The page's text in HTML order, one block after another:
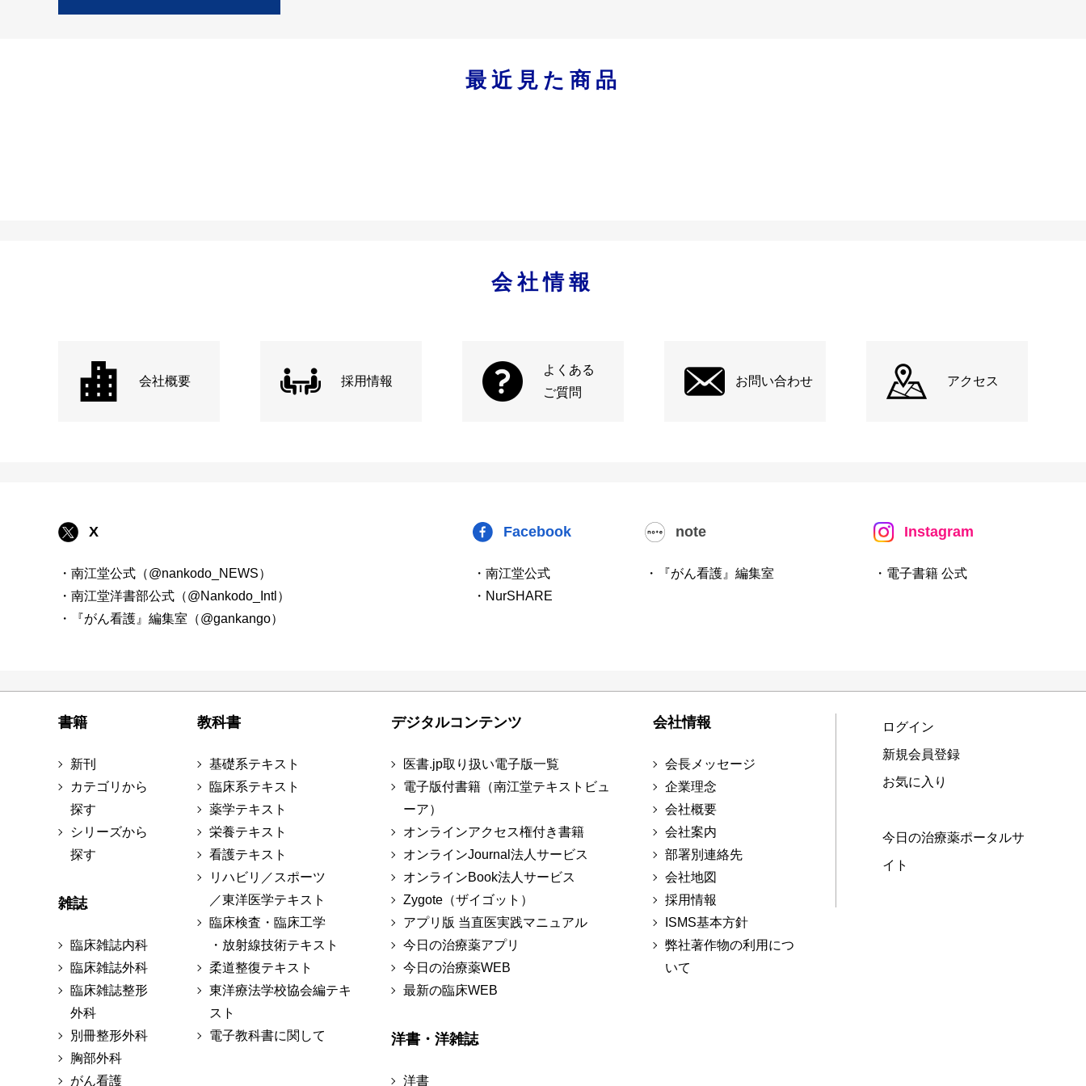
最近見た商品
会社情報
会社概要 採用情報
よくある
ご質問
お問い合わせ アクセス
X
・南江堂公式（@nankodo_NEWS）
・南江堂洋書部公式（@Nankodo_Intl）
・『がん看護』編集室（@gankango）
Facebook
・南江堂公式
・NurSHARE
note
・『がん看護』編集室
Instagram
・電子書籍 公式
書籍
新刊
カテゴリから
探す
シリーズから
探す
雑誌
臨床雑誌内科
臨床雑誌外科
臨床雑誌整形
外科
別冊整形外科
胸部外科
がん看護
教科書
基礎系テキスト
臨床系テキスト
薬学テキスト
栄養テキスト
看護テキスト
リハビリ／スポーツ
／東洋医学テキスト
臨床検査・臨床工学
・放射線技術テキスト
柔道整復テキスト
東洋療法学校協会編テキ
スト
電子教科書に関して
デジタルコンテンツ
医書.jp取り扱い電子版一覧
電子版付書籍（南江堂テキストビュ
ーア）
オンラインアクセス権付き書籍
オンラインJournal法人サービス
オンラインBook法人サービス
Zygote（ザイゴット）
アプリ版 当直医実践マニュアル
今日の治療薬アプリ
今日の治療薬WEB
最新の臨床WEB
洋書・洋雑誌
洋書
会社情報
会長メッセージ
企業理念
会社概要
会社案内
部署別連絡先
会社地図
採用情報
ISMS基本方針
弊社著作物の利用につ
いて
ログイン
新規会員登録
お気に入り
今日の治療薬ポータルサ
イト